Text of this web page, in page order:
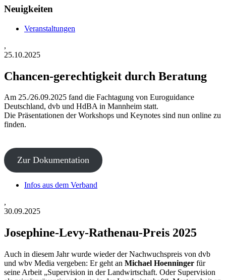
Neuigkeiten
Veranstaltungen
,
25.10.2025
Chancen-gerechtigkeit durch Beratung
Am 25./26.09.2025 fand die Fachtagung von Euroguidance
Deutschland, dvb und HdBA in Mannheim statt.
Die Präsentationen der Workshops und Keynotes sind nun online zu
finden.
Zur Dokumentation
Infos aus dem Verband
,
30.09.2025
Josephine-Levy-Rathenau-Preis 2025
Auch in diesem Jahr wurde wieder der Nachwuchspreis von dvb
und wbv Media vergeben: Er geht an Michael Hoenninger für
seine Arbeit „Supervision in der Landwirtschaft. Oder Supervision